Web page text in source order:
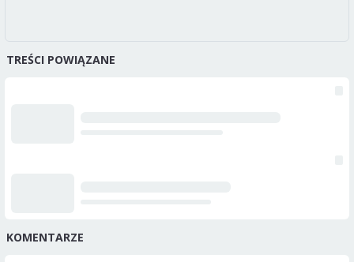
TREŚCI POWIĄZANE
KOMENTARZE